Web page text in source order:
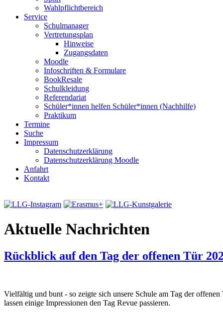
Wahlpflichtbereich
Service
Schulmanager
Vertretungsplan
Hinweise
Zugangsdaten
Moodle
Infoschriften & Formulare
BookResale
Schulkleidung
Referendariat
Schüler*innen helfen Schüler*innen (Nachhilfe)
Praktikum
Termine
Suche
Impressum
Datenschutzerklärung
Datenschutzerklärung Moodle
Anfahrt
Kontakt
Aktuelle Nachrichten
Rückblick auf den Tag der offenen Tür
Vielfältig und bunt - so zeigte sich unsere Schule am Tag der
lassen einige Impressionen den Tag Revue passieren.